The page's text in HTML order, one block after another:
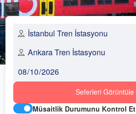
Seferleri Görüntüle
Müsaitlik Durumunu Kontrol Et